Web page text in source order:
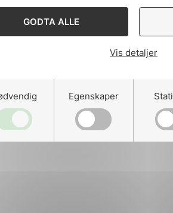
GODTA ALLE
Vis detaljer
Egenskaper